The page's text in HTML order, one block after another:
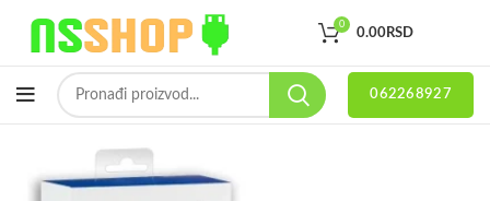
0
0.00RSD
062268927